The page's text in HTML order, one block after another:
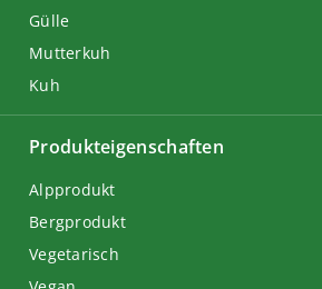
Gülle
Mutterkuh
Kuh
Produkteigenschaften
Alpprodukt
Bergprodukt
Vegetarisch